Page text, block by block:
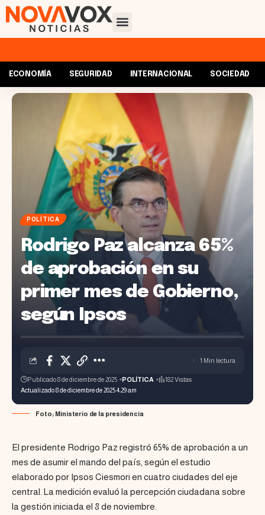
ECONOMÍA SEGURIDAD INTERNACIONAL SOCIEDAD
POLÍTICA
Rodrigo Paz alcanza 65%
de aprobación en su
primer mes de Gobierno,
según Ipsos
Actualizado 8 de diciembre de 2025 4:29 am
Publicado 8 de diciembre de 2025 POLÍTICA 182 Vistas
1 Min lectura
Foto; Ministerio de la presidencia
El presidente Rodrigo Paz registró 65% de aprobación a un
mes de asumir el mando del país, según el estudio
elaborado por Ipsos Ciesmori en cuatro ciudades del eje
central. La medición evaluó la percepción ciudadana sobre
la gestión iniciada el 8 de noviembre.